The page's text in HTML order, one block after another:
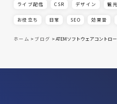
ライブ配信 CSR デザイン 観光
お役立ち 日常 SEO 効果音
ホーム > ブログ >ATEMソフトウェアコントロ